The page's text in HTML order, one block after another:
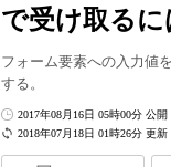
で受け取るに
フォーム要素への入力値
する。
2018年07月18日 01時26分 更新
2017年08月16日 05時00分 公開